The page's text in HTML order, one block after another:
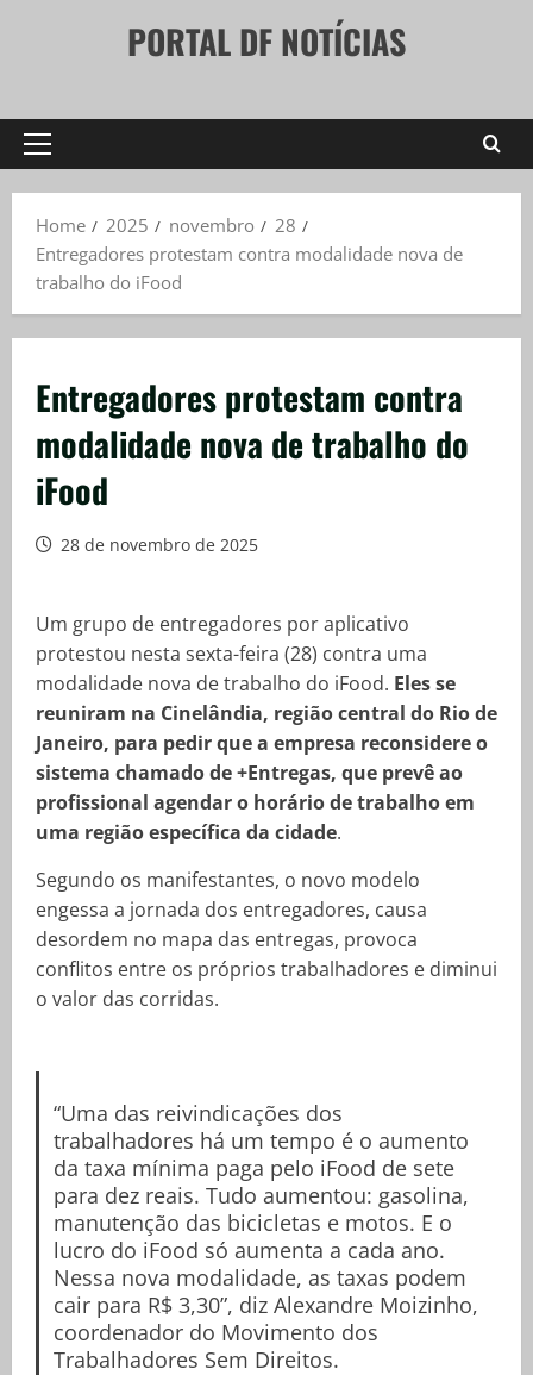
PORTAL DF NOTÍCIAS
Primary
Home
2025 novembro
28
Entregadores protestam contra modalidade nova de
trabalho do iFood
Entregadores protestam contra
modalidade nova de trabalho do
iFood
28 de novembro de 2025
Um grupo de entregadores por aplicativo
protestou nesta sexta-feira (28) contra uma
modalidade nova de trabalho do iFood. Eles se
reuniram na Cinelândia, região central do Rio de
Janeiro, para pedir que a empresa reconsidere o
sistema chamado de +Entregas, que prevê ao
profissional agendar o horário de trabalho em
uma região específica da cidade.
Segundo os manifestantes, o novo modelo
engessa a jornada dos entregadores, causa
desordem no mapa das entregas, provoca
conflitos entre os próprios trabalhadores e diminui
o valor das corridas.
“Uma das reivindicações dos
trabalhadores há um tempo é o aumento
da taxa mínima paga pelo iFood de sete
para dez reais. Tudo aumentou: gasolina,
manutenção das bicicletas e motos. E o
lucro do iFood só aumenta a cada ano.
Nessa nova modalidade, as taxas podem
cair para R$ 3,30”, diz Alexandre Moizinho,
coordenador do Movimento dos
Trabalhadores Sem Direitos.